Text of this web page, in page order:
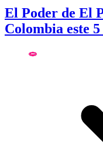
El Poder de El
Colombia este 5